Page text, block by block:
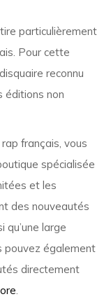
particulièrement
Pour cette
reconnu
éditions non
français, vous
spécialisée
et les
des nouveautés
qu’une large
pouvez également
directement
.